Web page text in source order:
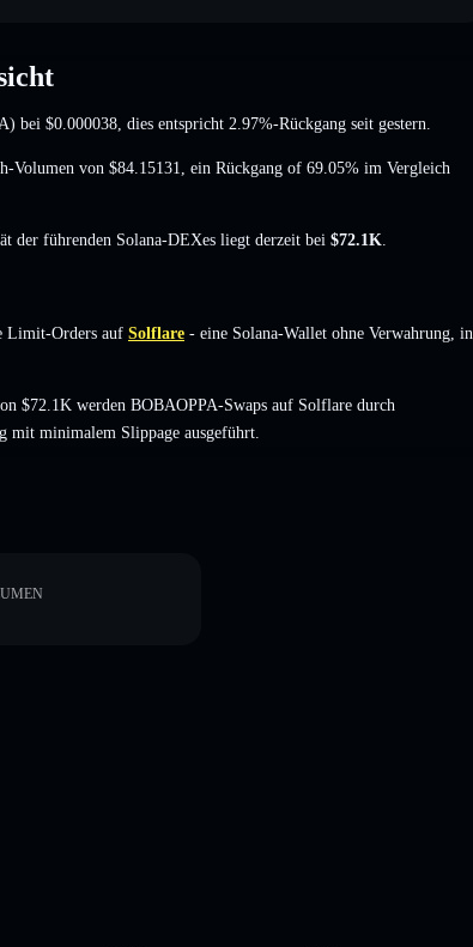
bei $0.000038 , dies entspricht 2.97%-Rückgang seit gestern.
Volumen von $84.15131 ein Rückgang of 69.05% im Vergleich
der führenden Solana-DEXes liegt derzeit bei $72.1K
Limit-Orders auf Solflare - eine Solana-Wallet ohne Verwahrung, in
$72.1K werden BOBAOPPA-Swaps auf Solflare durch
mit minimalem Slippage ausgeführt.